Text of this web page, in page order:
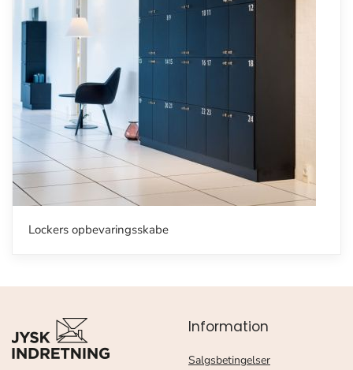
Lockers opbevaringsskabe
Information
Salgsbetingelser